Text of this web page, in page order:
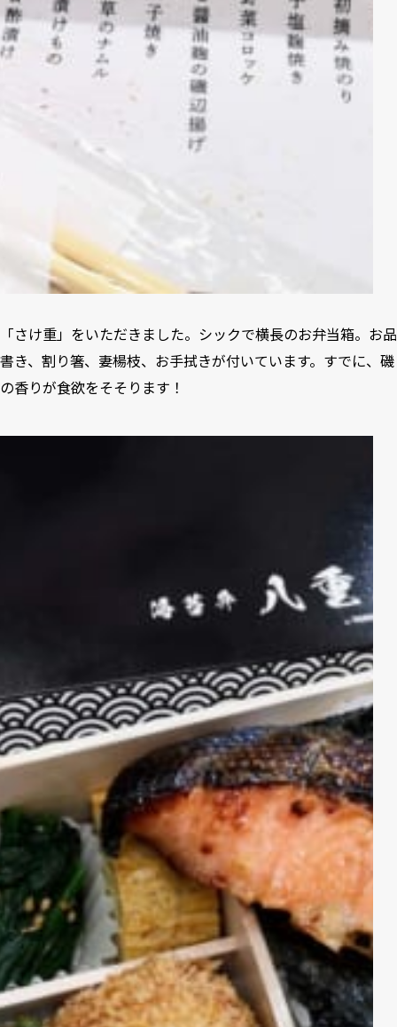
「さけ重」をいただきました。シックで横長のお弁当箱。お品
書き、割り箸、妻楊枝、お手拭きが付いています。すでに、磯
の香りが食欲をそそります！